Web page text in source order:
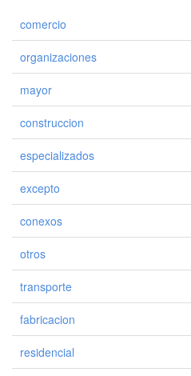
comercio
organizaciones
mayor
construccion
especializados
excepto
conexos
otros
transporte
fabricacion
residencial